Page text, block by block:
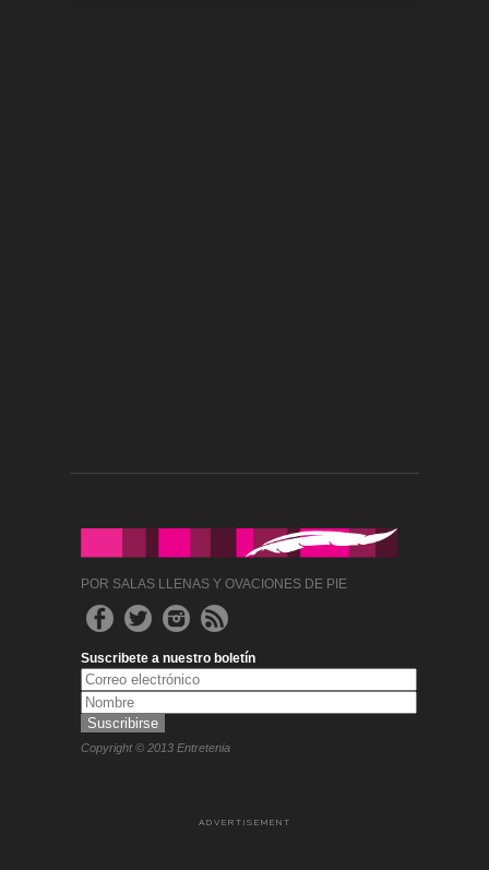
POR SALAS LLENAS Y OVACIONES DE PIE
Suscribete a nuestro boletín
Copyright © 2013 Entretenia
ADVERTISEMENT